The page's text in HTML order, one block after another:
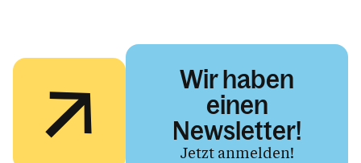
Wir haben
einen
Newsletter!
Jetzt anmelden!